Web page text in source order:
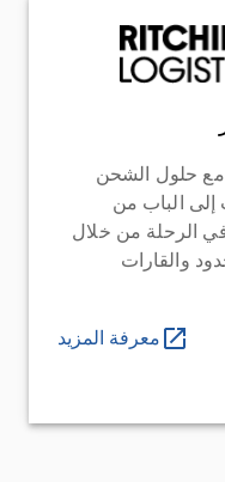
حلول الشحن
إلى الباب من
الرحلة من خلال
والقارات
معرفة المزيد